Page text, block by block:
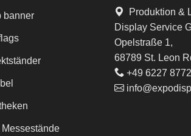
banner
Messestände
Produktion &
Display Service
Opelstraße 1,
68789 St. Leon
+49 6227